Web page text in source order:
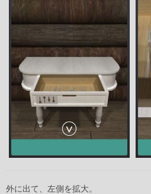
外に出て、左側を拡大。